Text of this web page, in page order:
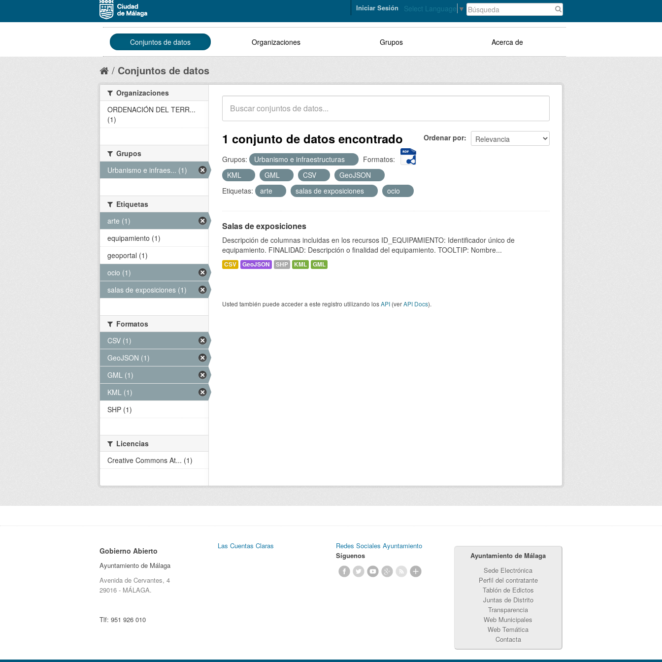
Select Language ▼
Iniciar Sesión
Conjuntos de datos Organizaciones Grupos Acerca de
Conjuntos de datos
Ordenar por
1 conjunto de datos encontrado
Grupos: Urbanismo e infraestructuras
Formatos:
KML
GML CSV
GeoJSON
Etiquetas:
arte salas de exposiciones ocio
Salas de exposiciones
Descripción de columnas incluidas en los recursos ID_EQUIPAMIENTO: Identificador único de
equipamiento. FINALIDAD: Descripción o finalidad del equipamiento. TOOLTIP: Nombre...
CSV GeoJSON SHP KML GML
Usted también puede acceder a este registro utilizando losAPI (verAPI Docs).
Organizaciones
ORDENACIÓN DEL TERR...
(1)
Grupos
Urbanismo e infraes... (1)
Etiquetas
arte (1)
equipamiento (1)
geoportal (1)
ocio (1)
salas de exposiciones (1)
Formatos
CSV (1)
GeoJSON (1)
GML (1)
KML (1)
SHP (1)
Licencias
Creative Commons At... (1)
Gobierno Abierto
Ayuntamiento de Málaga
Avenida de Cervantes, 4
29016 - MÁLAGA.
Tlf: 951 926 010
Las Cuentas Claras
Redes Sociales Ayuntamiento
Síguenos
Ayuntamiento de Málaga
Sede Electrónica
Perfil del contratante
Tablón de Edictos
Juntas de Distrito
Transparencia
Web Municipales
Web Temática
Contacta